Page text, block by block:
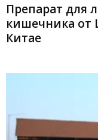
Препарат для
кишечника от
Китае